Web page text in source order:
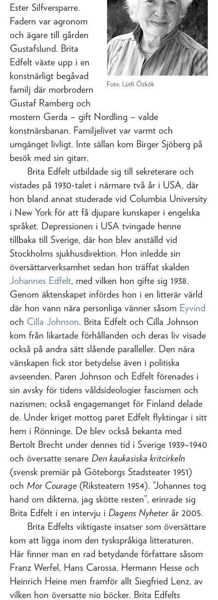
Foto: Lütfi Özkök
Ester Silfversparre.
Fadern var agronom
och ägare till gården
Gustafslund. Brita
Edfelt växte upp i en
konstnärligt begåvad
familj där morbrodern
Gustaf Ramberg och
mostern Gerda – gift Nordling – valde
konstnärsbanan. Familjelivet var varmt och
umgänget livligt. Inte sällan kom Birger Sjöberg på
besök med sin gitarr.
Brita Edfelt utbildade sig till sekreterare och
vistades på 1930-talet i närmare två år i USA, där
hon bland annat studerade vid Columbia University
i New York för att få djupare kunskaper i engelska
språket. Depressionen i USA tvingade henne
tillbaka till Sverige, där hon blev anställd vid
Stockholms sjukhusdirektion. Hon inledde sin
översättarverksamhet sedan hon träffat skalden
Johannes Edfelt, med vilken hon gifte sig 1938.
Genom äktenskapet infördes hon i en litterär värld
där hon vann nära personliga vänner såsom Eyvind
och Cilla Johnson. Brita Edfelt och Cilla Johnson
kom från likartade förhållanden och deras liv visade
också på andra sätt slående paralleller. Den nära
vänskapen fick stor betydelse även i politiska
avseenden. Paren Johnson och Edfelt förenades i
sin avsky för tidens våldsideologier fascismen och
nazismen; också engagemanget för Finland delade
de. Under kriget mottog paret Edfelt flyktingar i sitt
hem i Rönninge. De blev också bekanta med
Bertolt Brecht under dennes tid i Sverige 1939–1940
och översatte senare Den kaukasiska kritcirkeln
(svensk premiär på Göteborgs Stadsteater 1951)
och Mor Courage (Riksteatern 1954). ”Johannes tog
hand om dikterna, jag skötte resten”, erinrade sig
Brita Edfelt i en intervju i Dagens Nyheter år 2005.
Brita Edfelts viktigaste insatser som översättare
kom att ligga inom den tyskspråkiga litteraturen.
Här finner man en rad betydande författare såsom
Franz Werfel, Hans Carossa, Hermann Hesse och
Heinrich Heine men framför allt Siegfried Lenz, av
vilken hon översatte nio böcker. Brita Edfelts